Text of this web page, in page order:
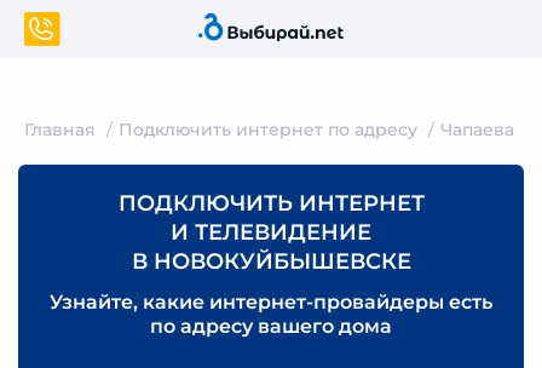
Главная Подключить интернет по адресу Чапаева
ПОДКЛЮЧИТЬ ИНТЕРНЕТ
И ТЕЛЕВИДЕНИЕ
В НОВОКУЙБЫШЕВСКЕ
Узнайте, какие интернет-провайдеры есть
по адресу вашего дома